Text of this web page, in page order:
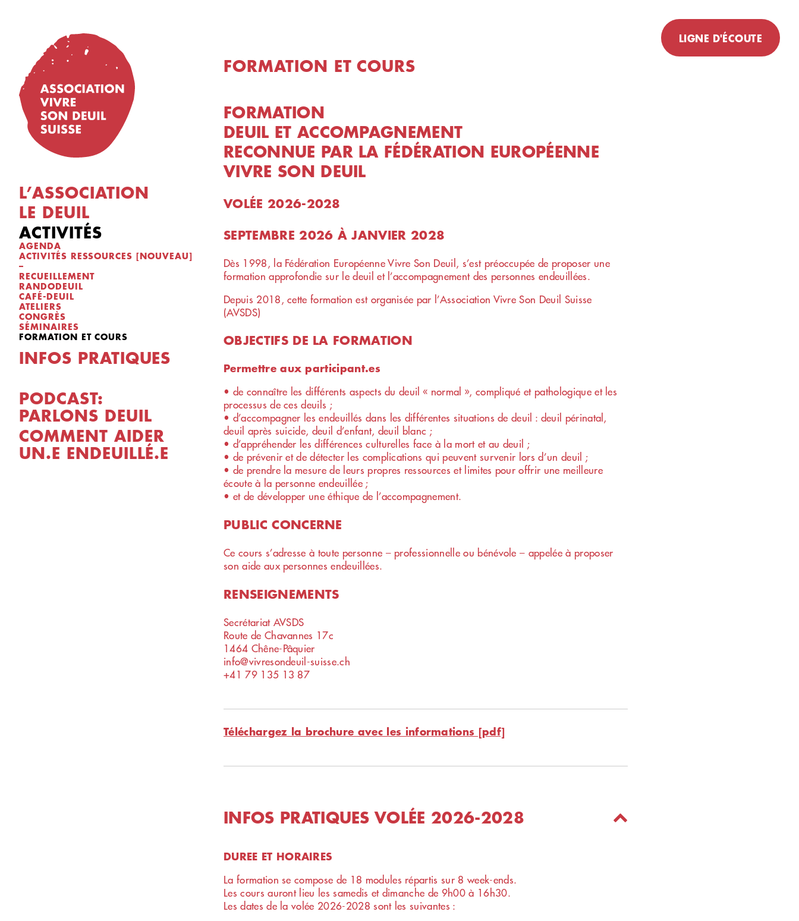
L’ASSOCIATION
LE DEUIL
ACTIVITÉS
AGENDA
ACTIVITÉS RESSOURCES [NOUVEAU]
–
RECUEILLEMENT
RANDODEUIL
CAFÉ-DEUIL
ATELIERS
CONGRÈS
SÉMINAIRES
FORMATION ET COURS
INFOS PRATIQUES
PODCAST:
PARLONS DEUIL
COMMENT AIDER
UN.E ENDEUILLÉ.E
FORMATION ET COURS
FORMATION
DEUIL ET ACCOMPAGNEMENT
RECONNUE PAR LA FÉDÉRATION EUROPÉENNE
VIVRE SON DEUIL
VOLÉE 2026-2028
SEPTEMBRE 2026 À JANVIER 2028
Dès 1998, la Fédération Européenne Vivre Son Deuil, s’est préoccupée de proposer une
formation approfondie sur le deuil et l’accompagnement des personnes endeuillées.
Depuis 2018, cette formation est organisée par l’Association Vivre Son Deuil Suisse
(AVSDS)
OBJECTIFS DE LA FORMATION
Permettre aux participant.es
• de connaître les différents aspects du deuil « normal », compliqué et pathologique et les
processus de ces deuils ;
• d’accompagner les endeuillés dans les différentes situations de deuil : deuil périnatal,
deuil après suicide, deuil d’enfant, deuil blanc ;
• d’appréhender les différences culturelles face à la mort et au deuil ;
• de prévenir et de détecter les complications qui peuvent survenir lors d’un deuil ;
• de prendre la mesure de leurs propres ressources et limites pour offrir une meilleure
écoute à la personne endeuillée ;
• et de développer une éthique de l’accompagnement.
PUBLIC CONCERNE
Ce cours s’adresse à toute personne – professionnelle ou bénévole – appelée à proposer
son aide aux personnes endeuillées.
RENSEIGNEMENTS
Secrétariat AVSDS
Route de Chavannes 17c
1464 Chêne-Pâquier
info@vivresondeuil-suisse.ch
+41 79 135 13 87
Téléchargez la brochure avec les informations [pdf]
INFOS PRATIQUES VOLÉE 2026-2028
DUREE ET HORAIRES
La formation se compose de 18 modules répartis sur 8 week-ends.
Les cours auront lieu les samedis et dimanche de 9h00 à 16h30.
Les dates de la volée 2026-2028 sont les suivantes :
LIGNE D'ÉCOUTE